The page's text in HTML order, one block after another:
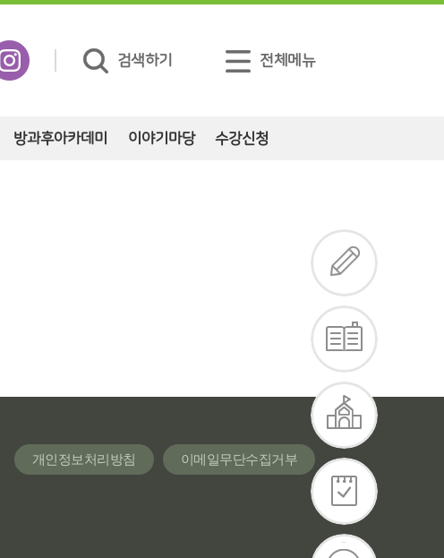
검색하기 전체메뉴
방과후아카데미 이야기마당 수강신청
개인정보처리방침 이메일무단수집거부